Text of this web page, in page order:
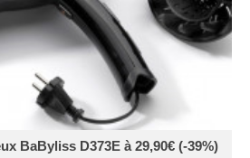
BaByliss D373E à 29,90€ (-39%)